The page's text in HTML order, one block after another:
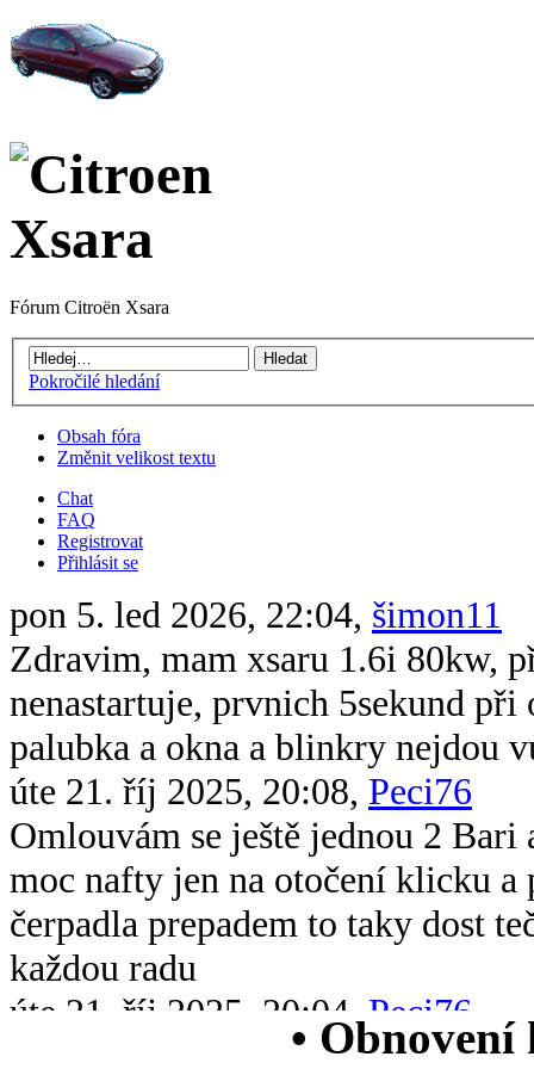
Fórum Citroën Xsara
Pokročilé hledání
Obsah fóra
Změnit velikost textu
Chat
FAQ
Registrovat
Přihlásit se
pon 5. led 2026, 22:04, šimon11
Zdravim, mam xsaru 1.6i 80kw,
nenastartuje, prvnich 5sekund
palubka a okna a blinkry nejdou
úte 21. říj 2025, 20:08, Peci76
Omlouvám se ještě jednou 2 Bari
moc nafty jen na otočení klicku a
čerpadla prepadem to taky dost
každou radu
úte 21. říj 2025, 20:04,Peci76
Dobrý večer všem chtěl bych se
•